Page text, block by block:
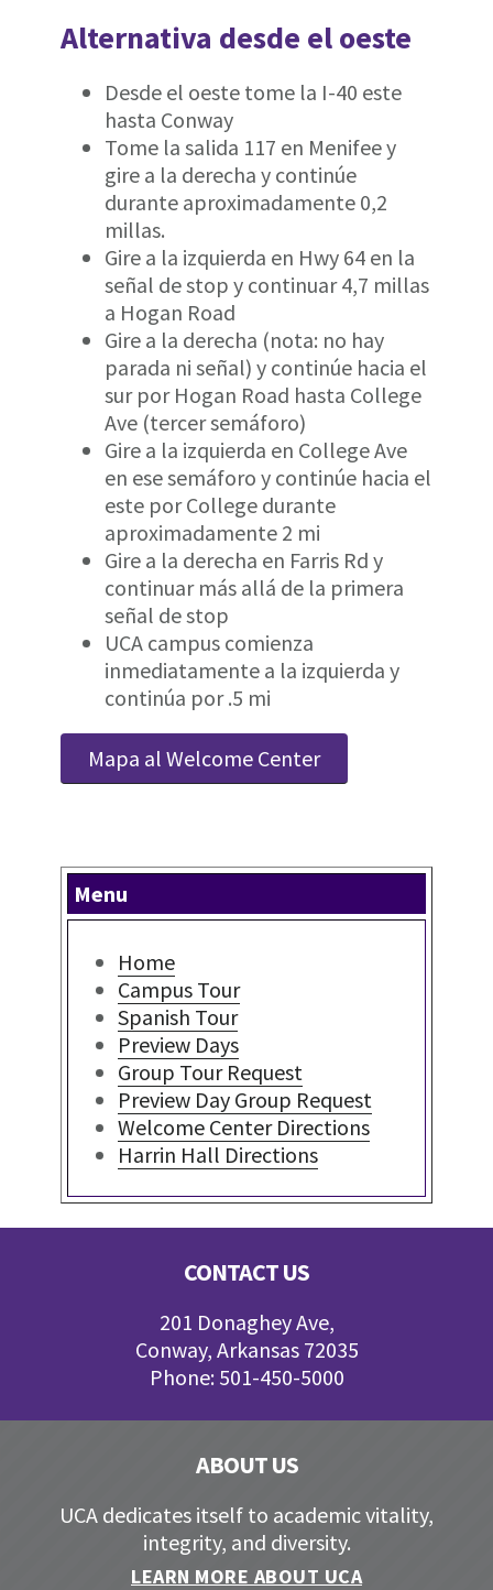
Alternativa desde el oeste
Desde el oeste tome la I-40 este
hasta Conway
Tome la salida 117 en Menifee y
gire a la derecha y continúe
durante aproximadamente 0,2
millas.
Gire a la izquierda en Hwy 64 en la
señal de stop y continuar 4,7 millas
a Hogan Road
Gire a la derecha (nota: no hay
parada ni señal) y continúe hacia el
sur por Hogan Road hasta College
Ave (tercer semáforo)
Gire a la izquierda en College Ave
en ese semáforo y continúe hacia el
este por College durante
aproximadamente 2 mi
Gire a la derecha en Farris Rd y
continuar más allá de la primera
señal de stop
UCA campus comienza
inmediatamente a la izquierda y
continúa por .5 mi
Mapa al Welcome Center
Menu
Home
Campus Tour
Spanish Tour
Preview Days
Group Tour Request
Preview Day Group Request
Welcome Center Directions
Harrin Hall Directions
CONTACT US
201 Donaghey Ave,
Conway, Arkansas 72035
Phone: 501-450-5000
ABOUT US
UCA dedicates itself to academic vitality,
integrity, and diversity.
LEARN MORE ABOUT UCA